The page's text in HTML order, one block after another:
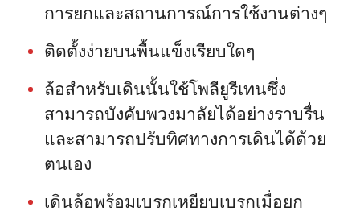
การยกและสถานการณ์การใช้งานต่างๆ
ติดตั้งง่ายบนพื้นแข็งเรียบใดๆ
ล้อสำหรับเดินนั้นใช้โพลียูรีเทนซึ่ง
สามารถบังคับพวงมาลัยได้อย่างราบรื่น
และสามารถปรับทิศทางการเดินได้ด้วย
ตนเอง
เดินล้อพร้อมเบรกเหยียบเบรกเมื่อยก